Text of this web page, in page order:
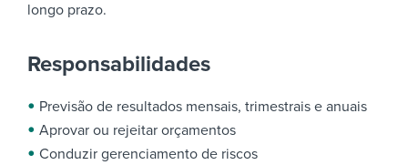
longo prazo.
Responsabilidades
Previsão de resultados mensais, trimestrais e anuais
Aprovar ou rejeitar orçamentos
Conduzir gerenciamento de riscos